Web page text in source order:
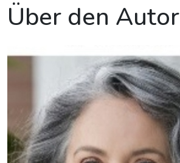
Über den Autor